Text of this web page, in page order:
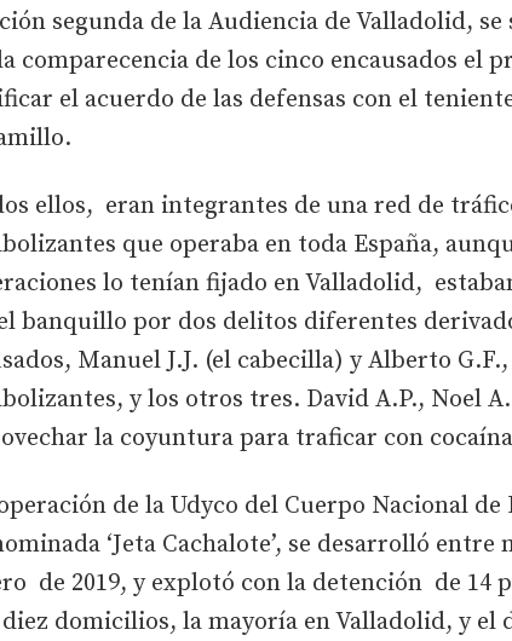
segunda de la Audiencia de Valladolid,
comparecencia de los cinco encausados el
el acuerdo de las defensas con el
ellos, eran integrantes de una red de
que operaba en toda España,
lo tenían fijado en Valladolid,
banquillo por dos delitos diferentes
Manuel J.J. (el cabecilla) y Alberto
y los otros tres. David A.P., Noel
la coyuntura para traficar con
de la Udyco del Cuerpo Nacional de
‘Jeta Cachalote’, se desarrolló entre
de 2019, y explotó con la detención de 14
domicilios, la mayoría en Valladolid, y el